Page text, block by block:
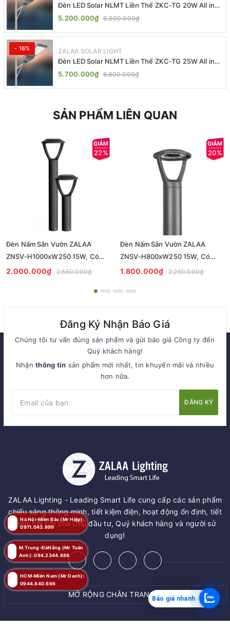
Đèn LED Solar NLMT Liền Thể ZKC-TG 20W All in
One | ZALAA Street Light
5.200.000₫ 6.300.000₫
- 16% ZALAA SOLAR LIGHT
Đèn LED Solar NLMT Liền Thể ZKC-TG 25W All in
One | ZALAA Street Light
5.700.000₫ 6.800.000₫
SẢN PHẨM LIÊN QUAN
22%
Đèn Nấm Sân Vườn ZALAA
ZNSV-H1000xW250 15W, Có
thân tròn Ø102 cao H1m
2.000.000₫ 2.550.000₫
20%
Đèn Nấm Sân Vườn ZALAA
ZNSV-H800xW250 15W, Có
thân tròn Ø102 cao H0.8m
1.800.000₫ 2.250.000₫
Đăng Ký Nhận Báo Giá
Chúng tôi tư vấn đúng sản phẩm và gửi báo giá Công ty đến
Quý khách hàng!
Nhậnthông tin sản phẩm mới nhất, tin khuyến mãi và nhiều
hơn nữa.
ĐĂNG KÝ
ZALAA Lighting - Leading Smart Life cung cấp các sản phẩm
chiếu sáng thông minh, tiết kiệm điện, hoạt động ổn định, tiết
kiệm chi phí cho Chủ đầu tư, Quý khách hàng và người sử
dụng!
MỞ RỘNG CHÂN TRANG
HCM-Miền Nam (Mr Danh):
0944.840.666
Hà Nội-Miền Bắc (Mr Hiệp):
0971.043.999
M.Trung-ĐàNẵng (Mr Tuấn
Anh): 094.2344.888
Báo giá nhanh